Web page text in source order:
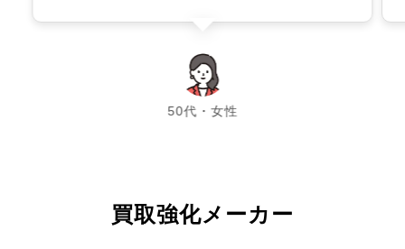
50代・女性
chevron_left chevron_right
買取強化メーカー